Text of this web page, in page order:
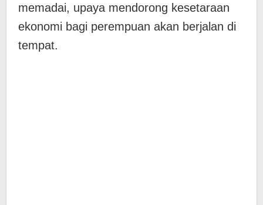
memadai, upaya mendorong kesetaraan
ekonomi bagi perempuan akan berjalan di
tempat.